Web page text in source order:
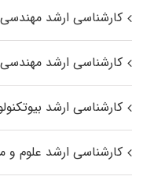
کارشناسی ارشد
کارشناسی ارشد
کارشناسی ارشد
کارشناسی ارشد علوم و